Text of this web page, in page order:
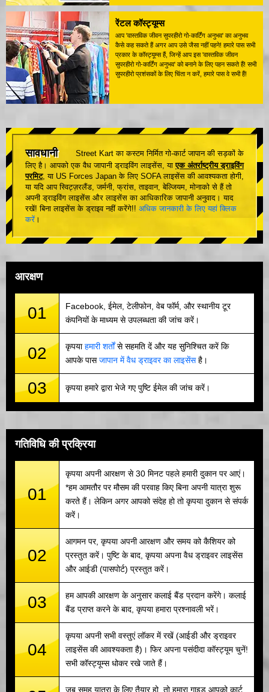
रेंटल कॉस्ट्यूम्स
आप 'वास्तविक जीवन सुपरहीरो गो-कार्टिंग अनुभव' का अनुभव
कैसे कह सकते हैं अगर आप उसे जैसा नहीं पहने! हमारे पास सभी
प्रकार के कॉस्ट्यूम्स हैं, जिन्हें आप इस 'वास्तविक जीवन
सुपरहीरो गो-कार्टिंग अनुभव' को बनाने के लिए पहन सकते हैं! सभी
सुपरहीरो प्रशंसकों के लिए चिंता न करें, हमारे पास वे सभी हैं!
सावधानी
Street Kart का कस्टम निर्मित गो-कार्ट जापान की सड़कों के
लिए है। आपको एक वैध जापानी ड्राइविंग लाइसेंस, याएक अंतर्राष्ट्रीय ड्राइविंग
परमिट, या US Forces Japan के लिए SOFA लाइसेंस की आवश्यकता होगी,
या यदि आप स्विट्ज़रलैंड, जर्मनी, फ्रांस, ताइवान, बेल्जियम, मोनाको से हैं तो
अपनी ड्राइविंग लाइसेंस और लाइसेंस का आधिकारिक जापानी अनुवाद। याद
रखें! बिना लाइसेंस के ड्राइव नहीं करेंगे!! अधिक जानकारी के लिए यहां क्लिक
करें ।
आरक्षण
01
Facebook, ईमेल, टेलीफोन, वेब फॉर्म, और स्थानीय टूर
कंपनियों के माध्यम से उपलब्धता की जांच करें।
02 कृपयाहमारी शर्तोंसे सहमति दें और यह सुनिश्चित करें कि
आपके पासजापान में वैध ड्राइवर का लाइसेंसहै।
03 कृपया हमारे द्वारा भेजे गए पुष्टि ईमेल की जांच करें।
गतिविधि की प्रक्रिया
01
कृपया अपनी आरक्षण से 30 मिनट पहले हमारी दुकान पर आएं।
*हम आमतौर पर मौसम की परवाह किए बिना अपनी यात्रा शुरू
करते हैं। लेकिन अगर आपको संदेह हो तो कृपया दुकान से संपर्क
करें।
02
आगमन पर, कृपया अपनी आरक्षण और समय को कैशियर को
प्रस्तुत करें। पुष्टि के बाद, कृपया अपना वैध ड्राइवर लाइसेंस
और आईडी (पासपोर्ट) प्रस्तुत करें।
03
हम आपकी आरक्षण के अनुसार कलाई बैंड प्रदान करेंगे। कलाई
बैंड प्राप्त करने के बाद, कृपया हमारा प्रश्नावली भरें।
04
कृपया अपनी सभी वस्तुएं लॉकर में रखें (आईडी और ड्राइवर
लाइसेंस की आवश्यकता है)। फिर अपना पसंदीदा कॉस्ट्यूम चुनें!
सभी कॉस्ट्यूम्स धोकर रखे जाते हैं।
जब समूह यात्रा के लिए तैयार हो, तो हमारा गाइड आपको कार्ट